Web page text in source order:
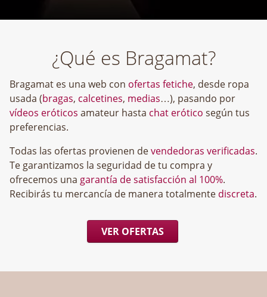
¿Qué es Bragamat?
Bragamat es una web con ofertas fetiche, desde ropa
usada (bragas, calcetines, medias…), pasando por
vídeos eróticos amateur hasta chat erótico según tus
preferencias.
Todas las ofertas provienen devendedoras verificadas.
Te garantizamos la seguridad de tu compra y
ofrecemos una garantía de satisfacción al 100%.
Recibirás tu mercancía de manera totalmente discreta.
VER OFERTAS